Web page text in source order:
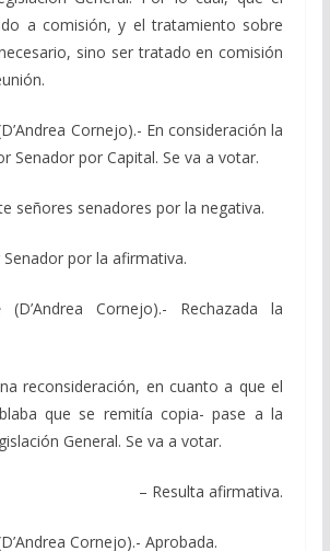
a comisión, y el tratamiento sobre
sino ser tratado en comisión
Cornejo).- En consideración la
Senador por Capital. Se va a votar.
señores senadores por la negativa.
por la afirmativa.
(D’Andrea Cornejo).- Rechazada la
en cuanto a que el
que se remitía copia- pase a la
General. Se va a votar.
– Resulta afirmativa.
Cornejo).- Aprobada.